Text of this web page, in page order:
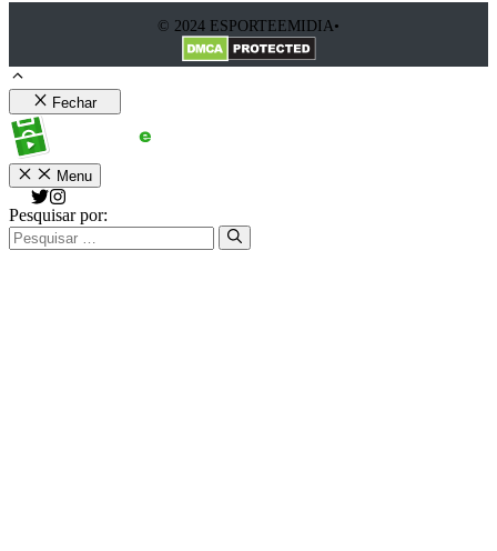
© 2024 ESPORTEEMIDIA•
Fechar
Menu
Pesquisar por: